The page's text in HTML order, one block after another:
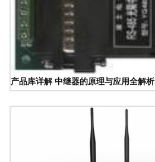
产品库详解 中继器的原理与应用全解析